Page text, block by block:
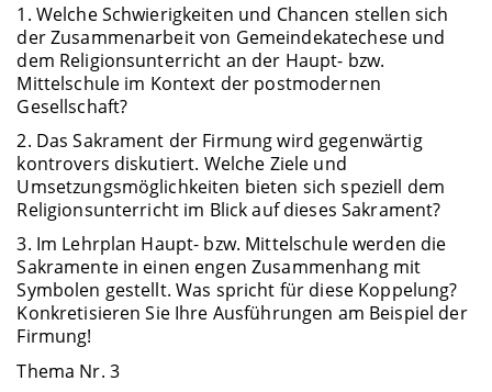
1. Welche Schwierigkeiten und Chancen stellen sich
der Zusammenarbeit von Gemeindekatechese und
dem Religionsunterricht an der Haupt- bzw.
Mittelschule im Kontext der postmodernen
Gesellschaft?
2. Das Sakrament der Firmung wird gegenwärtig
kontrovers diskutiert. Welche Ziele und
Umsetzungsmöglichkeiten bieten sich speziell dem
Religionsunterricht im Blick auf dieses Sakrament?
3. Im Lehrplan Haupt- bzw. Mittelschule werden die
Sakramente in einen engen Zusammenhang mit
Symbolen gestellt. Was spricht für diese Koppelung?
Konkretisieren Sie Ihre Ausführungen am Beispiel der
Firmung!
Thema Nr. 3